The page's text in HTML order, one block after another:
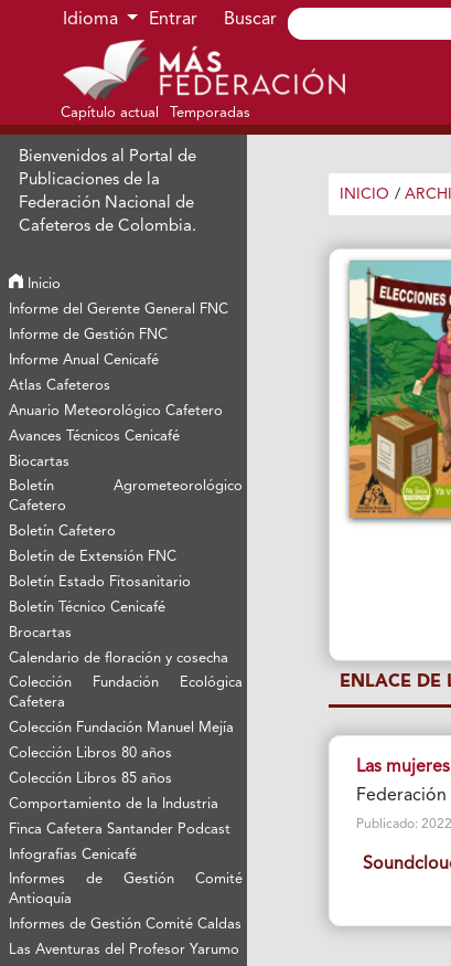
Ir al menú de navegación principal
Ir al contenido principal
Ir al pie de página del sitio
Idioma Entrar Buscar
Capítulo actual Temporadas
Bienvenidos al Portal de
Publicaciones de la
Federación Nacional de
Cafeteros de Colombia.
Inicio
Informe del Gerente General FNC
Informe de Gestión FNC
Informe Anual Cenicafé
Atlas Cafeteros
Anuario Meteorológico Cafetero
Avances Técnicos Cenicafé
Biocartas
Boletín Agrometeorológico
Cafetero
Boletín Cafetero
Boletín de Extensión FNC
Boletín Estado Fitosanitario
Boletín Técnico Cenicafé
Brocartas
Calendario de floración y cosecha
Colección Fundación Ecológica
Cafetera
Colección Fundación Manuel Mejía
Colección Libros 80 años
Colección Libros 85 años
Comportamiento de la Industria
Finca Cafetera Santander Podcast
Infografías Cenicafé
Informes de Gestión Comité
Antioquía
Informes de Gestión Comité Caldas
Las Aventuras del Profesor Yarumo
INICIO /
ENLACE DE
Las
Publicado: